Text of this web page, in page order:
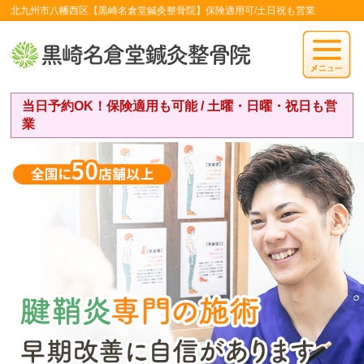
北九州市八幡西区【黒崎名倉堂鍼灸整骨院】保険適用可/土日祝も営業
当日予約OK！保険適用も可能 / 土曜・日曜・祝日も営
業